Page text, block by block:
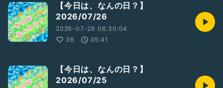
【今日は、なんの日？】
2026/07/26
2026-07-26 06:30:04
36
05:41
【今日は、なんの日？】
2026/07/25